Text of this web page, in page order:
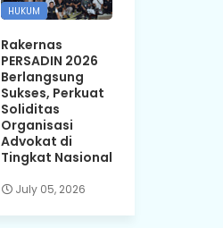
HUKUM
Rakernas
PERSADIN 2026
Berlangsung
Sukses, Perkuat
Soliditas
Organisasi
Advokat di
Tingkat Nasional
July 05, 2026